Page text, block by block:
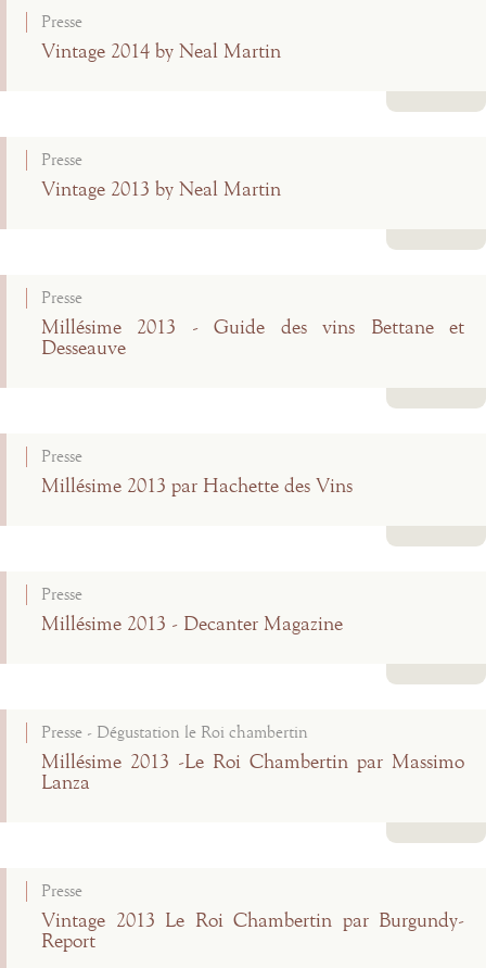
Presse
Vintage 2014 by Neal Martin
Presse
Vintage 2013 by Neal Martin
Presse
Millésime 2013 - Guide des vins Bettane et
Desseauve
Presse
Millésime 2013 par Hachette des Vins
Presse
Millésime 2013 - Decanter Magazine
Presse - Dégustation le Roi chambertin
Millésime 2013 -Le Roi Chambertin par Massimo
Lanza
Presse
Vintage 2013 Le Roi Chambertin par Burgundy-
Report